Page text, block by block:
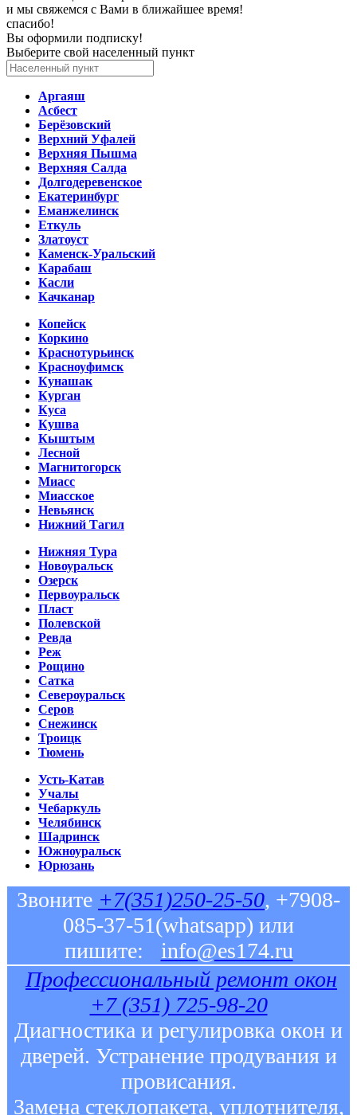
и мы свяжемся с Вами в ближайшее время!
спасибо!
Вы оформили подписку!
Выберите свой населенный пункт
Аргаяш
Асбест
Берёзовский
Верхний Уфалей
Верхняя Пышма
Верхняя Салда
Долгодеревенское
Екатеринбург
Еманжелинск
Еткуль
Златоуст
Каменск-Уральский
Карабаш
Касли
Качканар
Копейск
Коркино
Краснотурьинск
Красноуфимск
Кунашак
Курган
Куса
Кушва
Кыштым
Лесной
Магнитогорск
Миасс
Миасское
Невьянск
Нижний Тагил
Нижняя Тура
Новоуральск
Озерск
Первоуральск
Пласт
Полевской
Ревда
Реж
Рощино
Сатка
Североуральск
Серов
Снежинск
Троицк
Тюмень
Усть-Катав
Учалы
Чебаркуль
Челябинск
Шадринск
Южноуральск
Юрюзань
Звоните +7(351)250-25-50, +7908-
085-37-51(whatsapp) или
пишите:
info@es174.ru
Профессиональный ремонт окон
+7 (351) 725-98-20
Диагностика и регулировка окон и
дверей. Устранение продувания и
провисания.
Замена стеклопакета, уплотнителя,